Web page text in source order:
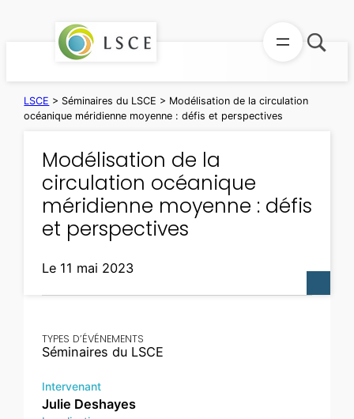
LSCE > Séminaires du LSCE > Modélisation de la circulation
océanique méridienne moyenne : défis et perspectives
Modélisation de la
circulation océanique
méridienne moyenne : défis
et perspectives
Le 11 mai 2023
TYPES D’ÉVÉNEMENTS
Séminaires du LSCE
Intervenant
Julie Deshayes